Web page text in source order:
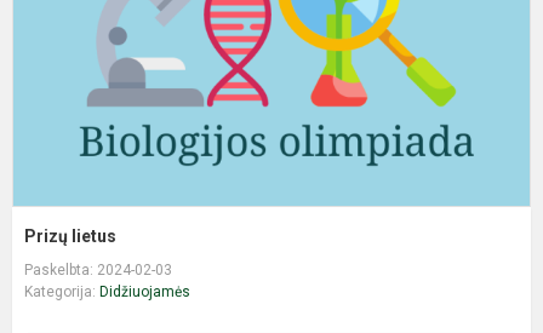
Prizų lietus
Paskelbta: 2024-02-03
Kategorija: Didžiuojamės